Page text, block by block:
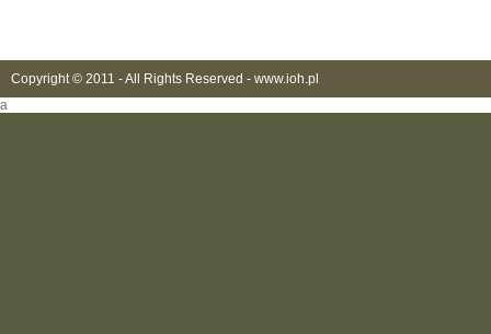
Copyright © 2011 - All Rights Reserved - www.ioh.pl
a